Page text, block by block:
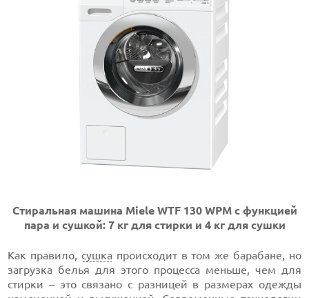
Стиральная машина Miele WTF 130 WPM с функцией
пара и сушкой: 7 кг для стирки и 4 кг для сушки
Как правило, сушкапроисходит в том же барабане, но
загрузка белья для этого процесса меньше, чем для
стирки – это связано с разницей в размерах одежды